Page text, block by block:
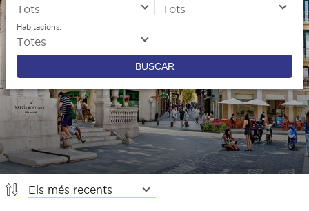
Habitacions:
BUSCAR